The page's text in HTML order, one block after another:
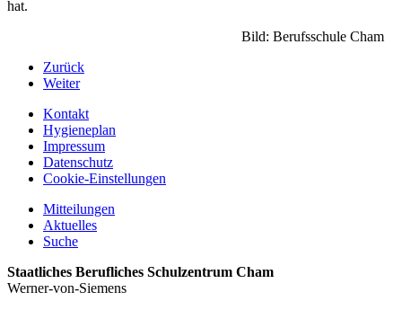
hat.
Bild: Berufsschule Cham
Zurück
Weiter
Kontakt
Hygieneplan
Impressum
Datenschutz
Cookie-Einstellungen
Mitteilungen
Aktuelles
Suche
Staatliches Berufliches Schulzentrum Cham
Werner-von-Siemens